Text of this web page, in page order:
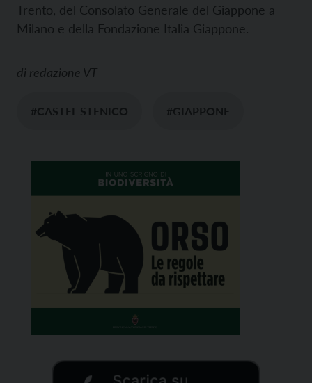
Trento, del Consolato Generale del Giappone a
Milano e della Fondazione Italia Giappone.
di redazione VT
#CASTEL STENICO #GIAPPONE